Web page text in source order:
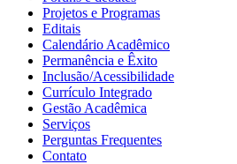
Projetos e Programas
Editais
Calendário Acadêmico
Permanência e Êxito
Inclusão/Acessibilidade
Currículo Integrado
Gestão Acadêmica
Serviços
Perguntas Frequentes
Contato